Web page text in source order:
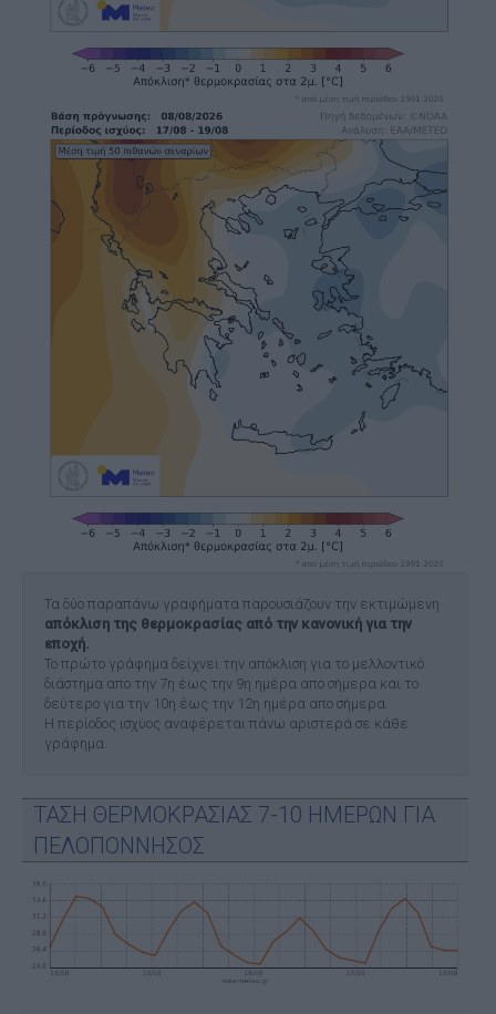
Τα δύο παραπάνω γραφήματα παρουσιάζουν την εκτιμώμενη
απόκλιση της θερμοκρασίας από την κανονική για την
εποχή.
Το πρώτο γράφημα δείχνει την απόκλιση για το μελλοντικό
διάστημα απο την 7η έως την 9η ημέρα απο σήμερα και το
δεύτερο για την 10η έως την 12η ημέρα απο σήμερα.
Η περίοδος ισχύος αναφέρεται πάνω αριστερά σε κάθε
γράφημα.
ΤΑΣΗ ΘΕΡΜΟΚΡΑΣΙΑΣ 7-10 ΗΜΕΡΩΝ ΓΙΑ
ΠΕΛΟΠΟΝΝΗΣΟΣ